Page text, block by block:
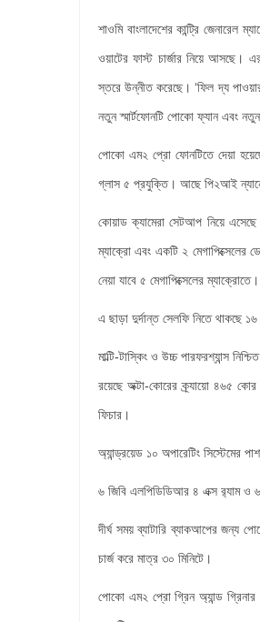
শাওমি বাংলাদেশের কান্ট্রি জেনারেল
ওয়াটের ফাস্ট চার্জার নিয়ে
স্তরে উন্নীত করেছে। ‘ফিল দ্য
নতুন স্মার্টফোনটি পোকো ফ্যান এবং
পোকো এম২ প্রো ফোনটিতে দেয়া
গ্লাস ৫ প্রযুক্তি। আছে পি২আই ন্যানো
কোয়াড ক্যামেরা সেটআপ নিয়ে এসেছে
ম্যাক্রো এবং একটি ২ মেগাপিক্সেলের
নেয়া যাবে ৫ মেগাপিক্সেলের
এ ছাড়া দুর্দান্ত সেলফি নিতে থাকছে
মাল্টি-টাস্কিং ও উচ্চ পারফরশ্যান্স
রয়েছে অক্টা-কোরের ক্র্যায়ো ৪৬৫ কোর
ফিচার।
অ্যান্ড্রয়েড ১০ অপারেটিং
৬ জিবি এলপিডিডিআর ৪ এক্স র‍্যাম ও
দীর্ঘ সময় ব্যাটারি ব্যাকআপের জন্য
চার্জ করে মাত্র ৩০ মিনিটে।
পোকো এম২ প্রো গ্রিন অ্যান্ড গ্রিনার